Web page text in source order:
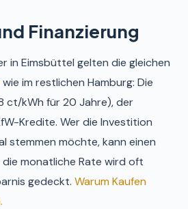
Finanzierung
in Eimsbüttel gelten die gleichen
wie im restlichen Hamburg: Die
ct/kWh für 20 Jahre), der
Kredite. Wer die Investition
stemmen möchte, kann einen
monatliche Rate wird oft
gedeckt. Warum Kaufen